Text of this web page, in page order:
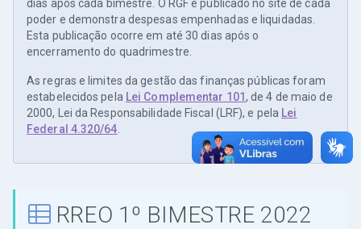
dias após cada bimestre. O RGF é publicado no site de cada
poder e demonstra despesas empenhadas e liquidadas.
Esta publicação ocorre em até 30 dias após o
encerramento do quadrimestre.
As regras e limites da gestão das finanças públicas foram
estabelecidos pela Lei Complementar 101, de 4 de maio de
2000, Lei da Responsabilidade Fiscal (LRF), e pela Lei
Federal 4.320/64
RREO 1º BIMESTRE 2022